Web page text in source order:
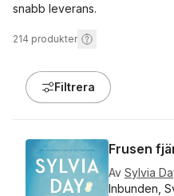
snabb leverans.
214 produkter
Filtrera
Frusen
Av Sylvia
Inbunden,